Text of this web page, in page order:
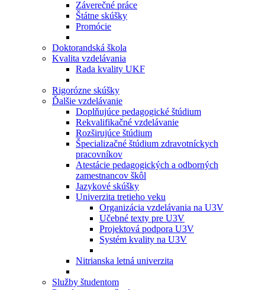
Záverečné práce
Štátne skúšky
Promócie
Doktorandská škola
Kvalita vzdelávania
Rada kvality UKF
Rigorózne skúšky
Ďalšie vzdelávanie
Doplňujúce pedagogické štúdium
Rekvalifikačné vzdelávanie
Rozširujúce štúdium
Špecializačné štúdium zdravotníckych
pracovníkov
Atestácie pedagogických a odborných
zamestnancov škôl
Jazykové skúšky
Univerzita tretieho veku
Organizácia vzdelávania na U3V
Učebné texty pre U3V
Projektová podpora U3V
Systém kvality na U3V
Nitrianska letná univerzita
Služby študentom